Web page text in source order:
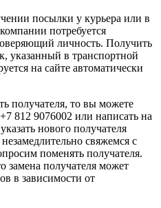
посылки у курьера или в
потребуется
личность. Получить
указанный в транспортной
на сайте автоматически
получателя, то вы можете
812 9076002 или написать на
нового получателя
свяжемся с
поменять получателя.
получателя может
в зависимости от